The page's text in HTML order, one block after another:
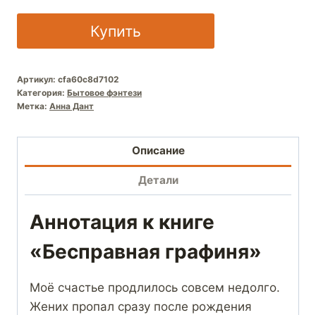
Купить
Артикул: cfa60c8d7102
Категория: Бытовое фэнтези
Метка: Анна Дант
Описание
Детали
Аннотация к книге
«Бесправная графиня»
Моё счастье продлилось совсем недолго.
Жених пропал сразу после рождения